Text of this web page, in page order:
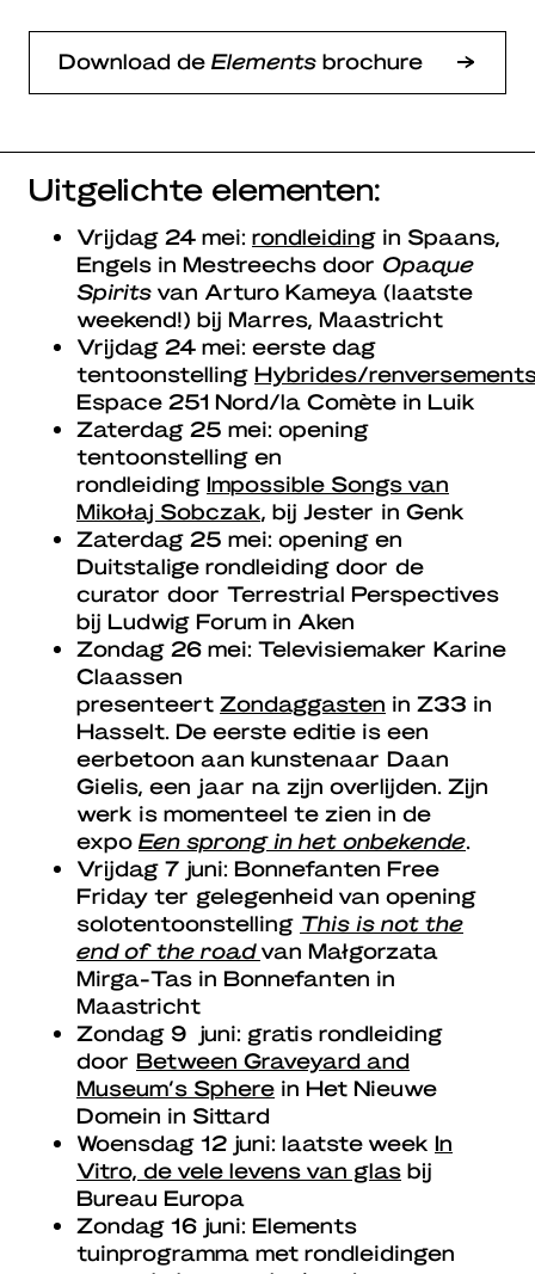
Download de Elements brochure
Uitgelichte elementen:
Vrijdag 24 mei: rondleiding in Spaans,
Engels in Mestreechs door Opaque
Spirits van Arturo Kameya (laatste
weekend!) bij Marres, Maastricht
Vrijdag 24 mei: eerste dag
tentoonstelling Hybrides/
Espace 251 Nord/la Comète in Luik
Zaterdag 25 mei: opening
tentoonstelling en
rondleiding Impossible Songs van
Mikołaj Sobczak, bij Jester in Genk
Zaterdag 25 mei: opening en
Duitstalige rondleiding door de
curator door Terrestrial Perspectives
bij Ludwig Forum in Aken
Zondag 26 mei: Televisiemaker Karine
Claassen
presenteert Zondaggasten in Z33 in
Hasselt. De eerste editie is een
eerbetoon aan kunstenaar Daan
Gielis, een jaar na zijn overlijden. Zijn
werk is momenteel te zien in de
expo Een sprong in het onbekende
Vrijdag 7 juni: Bonnefanten Free
Friday ter gelegenheid van opening
solotentoonstelling This is not the
end of the road van Małgorzata
Mirga-Tas in Bonnefanten in
Maastricht
Zondag 9 juni: gratis rondleiding
door Between Graveyard and
Museum’s Sphere in Het Nieuwe
Domein in Sittard
Woensdag 12 juni: laatste week In
Vitro, de vele levens van glas bij
Bureau Europa
Zondag 16 juni: Elements
tuinprogramma met rondleidingen